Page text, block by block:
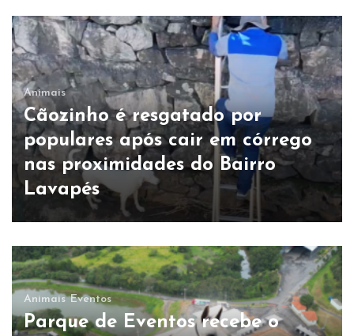
Animais
Cãozinho é resgatado por
populares após cair em córrego
nas proximidades do Bairro
Lavapés
Animais Eventos
Parque de Eventos recebe o